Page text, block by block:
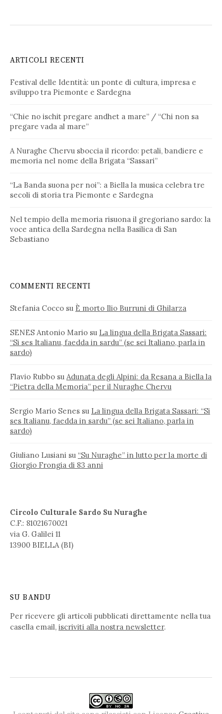
ARTICOLI RECENTI
Festival delle Identità: un ponte di cultura, impresa e
sviluppo tra Piemonte e Sardegna
“Chie no ischit pregare andhet a mare” / “Chi non sa
pregare vada al mare”
A Nuraghe Chervu sboccia il ricordo: petali, bandiere e
memoria nel nome della Brigata “Sassari”
“La Banda suona per noi”: a Biella la musica celebra tre
secoli di storia tra Piemonte e Sardegna
Nel tempio della memoria risuona il gregoriano sardo: la
voce antica della Sardegna nella Basilica di San
Sebastiano
COMMENTI RECENTI
Stefania Cocco su È morto Ilio Burruni di Ghilarza
SENES Antonio Mario su La lingua della Brigata Sassari:
“Si ses Italianu, faedda in sardu” (se sei Italiano, parla in
sardo)
Flavio Rubbo su Adunata degli Alpini: da Resana a Biella la
“Pietra della Memoria” per il Nuraghe Chervu
Sergio Mario Senes su La lingua della Brigata Sassari: “Si
ses Italianu, faedda in sardu” (se sei Italiano, parla in
sardo)
Giuliano Lusiani su “Su Nuraghe” in lutto per la morte di
Giorgio Frongia di 83 anni
Circolo Culturale Sardo Su Nuraghe
C.F.: 81021670021
via G. Galilei 11
13900 BIELLA (BI)
SU BANDU
Per ricevere gli articoli pubblicati direttamente nella tua
casella email, iscriviti alla nostra newsletter.